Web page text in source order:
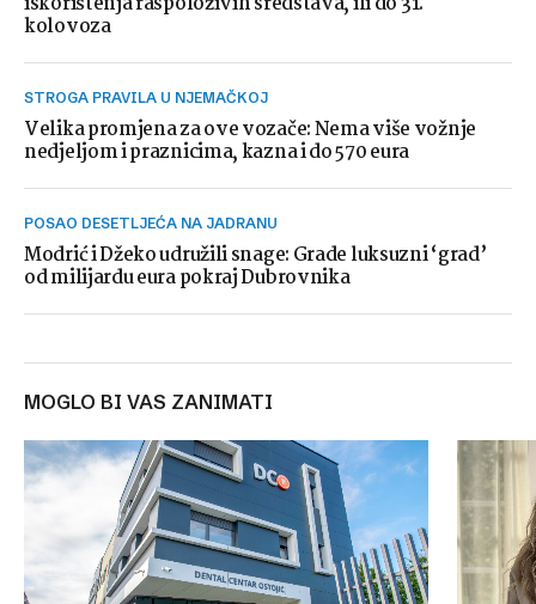
kolovoza
STROGA PRAVILA U NJEMAČKOJ
Velika promjena za ove vozače: Nema više vožnje
nedjeljom i praznicima, kazna i do 570 eura
POSAO DESETLJEĆA NA JADRANU
Modrić i Džeko udružili snage: Grade luksuzni ‘grad’
od milijardu eura pokraj Dubrovnika
MOGLO BI VAS ZANIMATI